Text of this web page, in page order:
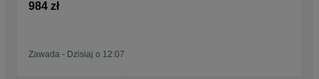
984 zł
Zawada - Dzisiaj o 12:07